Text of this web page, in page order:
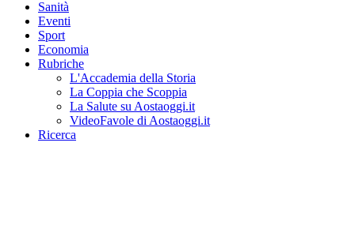
Sanità
Eventi
Sport
Economia
Rubriche
L'Accademia della Storia
La Coppia che Scoppia
La Salute su Aostaoggi.it
VideoFavole di Aostaoggi.it
Ricerca